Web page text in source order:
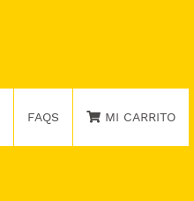
FAQS MI CARRITO